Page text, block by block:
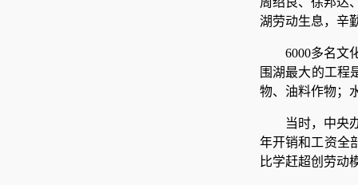
湖劳动生息，辛
6000多名文
围湖最大的工程
物、油料作物；
当时，中央
年开销和工资全
比学赶超创劳动